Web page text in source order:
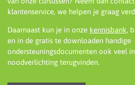
klantenservice, we helpen je graag
Daarnaast kun je in onze kennisbank,
en in de gratis te downloaden handige
ondersteuningsdocumenten ook veel
noodverlichting terugvinden.